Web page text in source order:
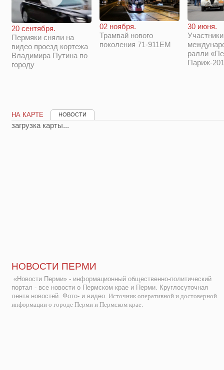
20 сентября.
Пермяки сняли на
видео проезд кортежа
Владимира Путина по
городу
02 ноября.
Трамвай нового
поколения 71-911ЕМ
30 июня.
Участники
ралли
Париж-
НА КАРТЕ НОВОСТИ
загрузка карты...
НОВОСТИ ПЕРМИ
«Новости Перми» - информационный общественно-политический
портал - все новости о Пермском крае и Перми. Круглосуточная
лента новостей. Фото- и видео. Источник оперативной и достоверной
информации о городе Перми и Пермском крае.